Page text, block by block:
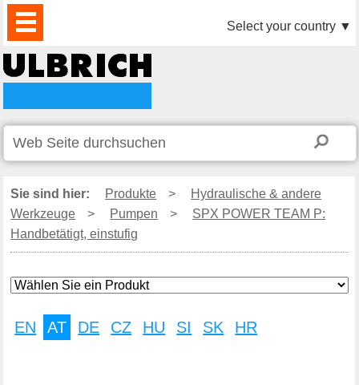
PRODUKTE
AKTUELLES
DOWNLOAD
VIDEO
PARTNER
UNTERNEHMEN
KONTAKTE Select your country ▼
Sie sind hier: Produkte >
Hydraulische & andere
Werkzeuge
> Pumpen >
SPX POWER TEAM P:
Handbetätigt, einstufig
EN AT DE CZ HU SI SK HR